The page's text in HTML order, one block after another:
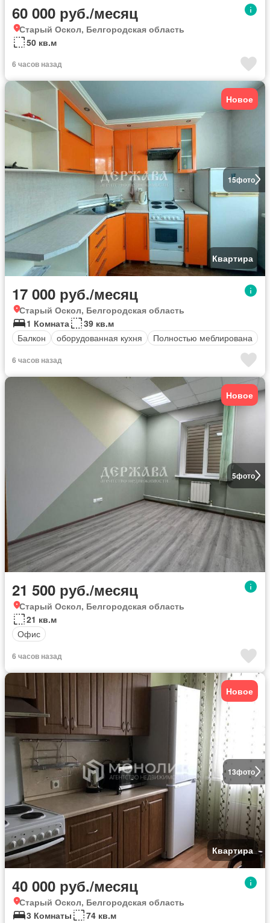
60 000 руб./месяц
Старый Оскол, Белгородская область
50 кв.м
6 часов назад
15фото
Новое
Квартира
17 000 руб./месяц
Старый Оскол, Белгородская область
1 Комната
39 кв.м
Балкон
оборудованная кухня Полностью меблирована
6 часов назад
5фото
Новое
21 500 руб./месяц
Старый Оскол, Белгородская область
21 кв.м
Офис
6 часов назад
13фото
Новое
Квартира
40 000 руб./месяц
Старый Оскол, Белгородская область
3 Комнаты
74 кв.м